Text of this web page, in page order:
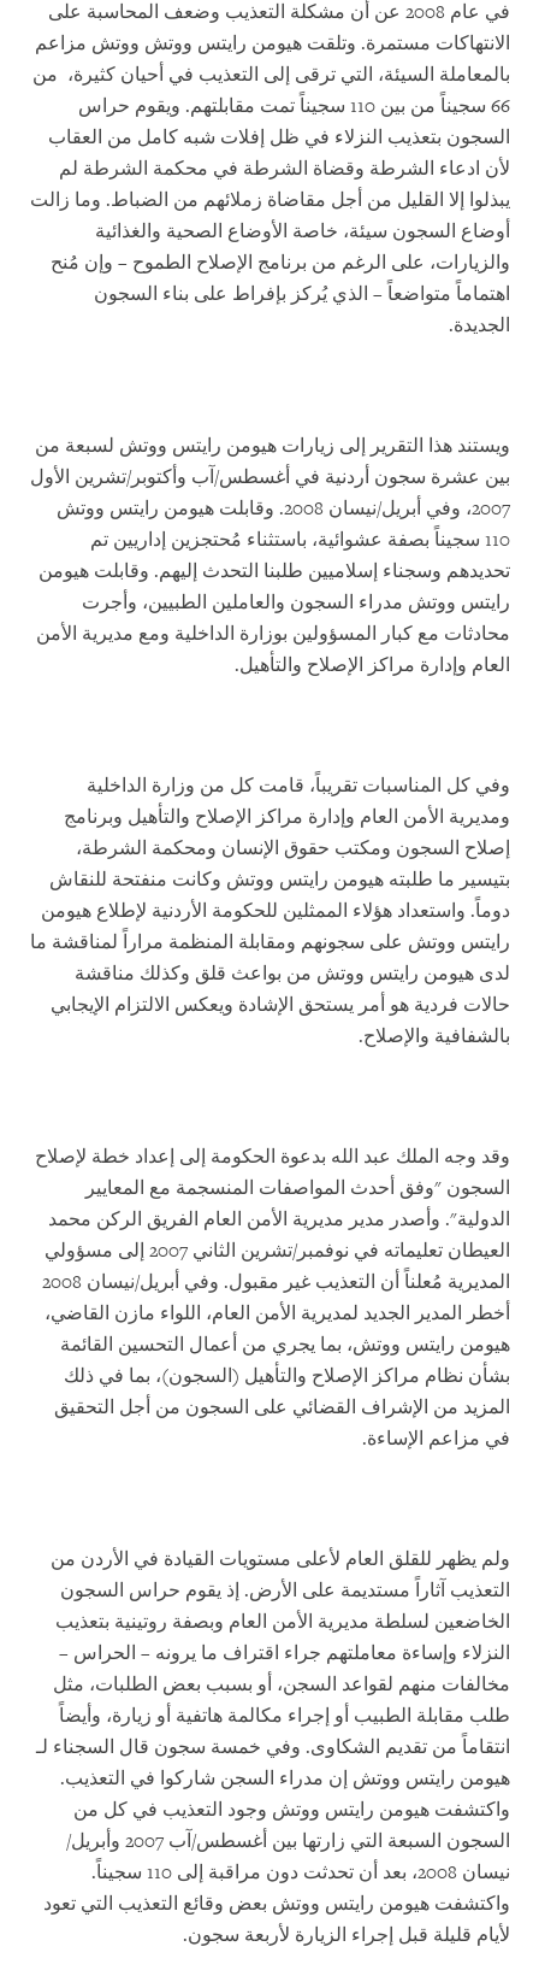
في عام 2008 عن أن مشكلة التعذيب وضعف المحاسبة على
الانتهاكات مستمرة. وتلقت هيومن رايتس ووتش ووتش مزاعم
بالمعاملة السيئة، التي ترقى إلى التعذيب في أحيان كثيرة، من
66 سجيناً من بين 110 سجيناً تمت مقابلتهم. ويقوم حراس
السجون بتعذيب النزلاء في ظل إفلات شبه كامل من العقاب
لأن ادعاء الشرطة وقضاة الشرطة في محكمة الشرطة لم
يبذلوا إلا القليل من أجل مقاضاة زملائهم من الضباط. وما زالت
أوضاع السجون سيئة، خاصة الأوضاع الصحية والغذائية
والزيارات، على الرغم من برنامج الإصلاح الطموح – وإن مُنح
اهتماماً متواضعاً – الذي يُركز بإفراط على بناء السجون
الجديدة.
ويستند هذا التقرير إلى زيارات هيومن رايتس ووتش لسبعة من
بين عشرة سجون أردنية في أغسطس/آب وأكتوبر/تشرين الأول
2007، وفي أبريل/نيسان 2008. وقابلت هيومن رايتس ووتش
110 سجيناً بصفة عشوائية، باستثناء مُحتجزين إداريين تم
تحديدهم وسجناء إسلاميين طلبنا التحدث إليهم. وقابلت هيومن
رايتس ووتش مدراء السجون والعاملين الطبيين، وأجرت
محادثات مع كبار المسؤولين بوزارة الداخلية ومع مديرية الأمن
العام وإدارة مراكز الإصلاح والتأهيل.
وفي كل المناسبات تقريباً، قامت كل من وزارة الداخلية
ومديرية الأمن العام وإدارة مراكز الإصلاح والتأهيل وبرنامج
إصلاح السجون ومكتب حقوق الإنسان ومحكمة الشرطة،
بتيسير ما طلبته هيومن رايتس ووتش وكانت منفتحة للنقاش
دوماً. واستعداد هؤلاء الممثلين للحكومة الأردنية لإطلاع هيومن
رايتس ووتش على سجونهم ومقابلة المنظمة مراراً لمناقشة ما
لدى هيومن رايتس ووتش من بواعث قلق وكذلك مناقشة
حالات فردية هو أمر يستحق الإشادة ويعكس الالتزام الإيجابي
بالشفافية والإصلاح.
وقد وجه الملك عبد الله بدعوة الحكومة إلى إعداد خطة لإصلاح
السجون "وفق أحدث المواصفات المنسجمة مع المعايير
الدولية". وأصدر مدير مديرية الأمن العام الفريق الركن محمد
العيطان تعليماته في نوفمبر/تشرين الثاني 2007 إلى مسؤولي
المديرية مُعلناً أن التعذيب غير مقبول. وفي أبريل/نيسان 2008
أخطر المدير الجديد لمديرية الأمن العام، اللواء مازن القاضي،
هيومن رايتس ووتش، بما يجري من أعمال التحسين القائمة
بشأن نظام مراكز الإصلاح والتأهيل (السجون)، بما في ذلك
المزيد من الإشراف القضائي على السجون من أجل التحقيق
في مزاعم الإساءة.
ولم يظهر للقلق العام لأعلى مستويات القيادة في الأردن من
التعذيب آثاراً مستديمة على الأرض. إذ يقوم حراس السجون
الخاضعين لسلطة مديرية الأمن العام وبصفة روتينية بتعذيب
النزلاء وإساءة معاملتهم جراء اقتراف ما يرونه – الحراس –
مخالفات منهم لقواعد السجن، أو بسبب بعض الطلبات، مثل
طلب مقابلة الطبيب أو إجراء مكالمة هاتفية أو زيارة، وأيضاً
انتقاماً من تقديم الشكاوى. وفي خمسة سجون قال السجناء لـ
هيومن رايتس ووتش إن مدراء السجن شاركوا في التعذيب.
واكتشفت هيومن رايتس ووتش وجود التعذيب في كل من
السجون السبعة التي زارتها بين أغسطس/آب 2007 وأبريل/
نيسان 2008، بعد أن تحدثت دون مراقبة إلى 110 سجيناً.
واكتشفت هيومن رايتس ووتش بعض وقائع التعذيب التي تعود
لأيام قليلة قبل إجراء الزيارة لأربعة سجون.